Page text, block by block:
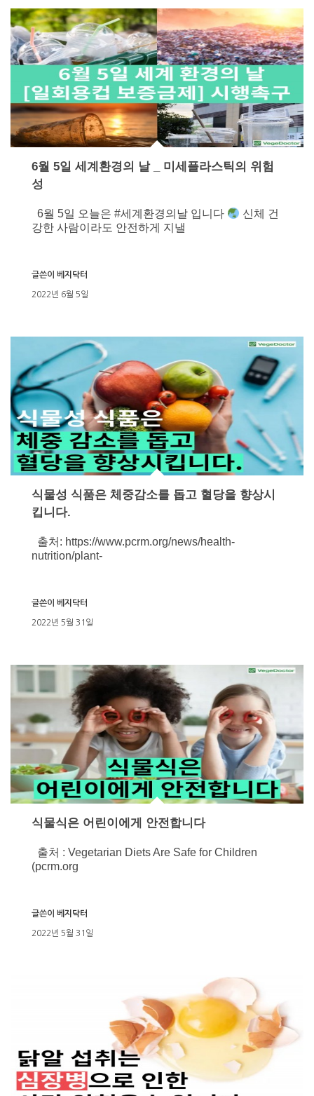
6월 5일 세계환경의 날 _ 미세플라스틱의 위험
성
6월 5일 오늘은 #세계환경의날 입니다
신체 건
강한 사람이라도 안전하게 지낼
2022년 6월 5일
글쓴이 베지닥터
식물성 식품은 체중감소를 돕고 혈당을 향상시
킵니다.
출처: https://www.pcrm.org/news/health-
nutrition/plant-
2022년 5월 31일
글쓴이 베지닥터
식물식은 어린이에게 안전합니다
출처 : Vegetarian Diets Are Safe for Children
(pcrm.org
2022년 5월 31일
글쓴이 베지닥터